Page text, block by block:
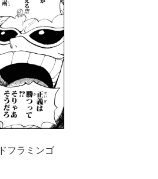
ドフラミンゴ